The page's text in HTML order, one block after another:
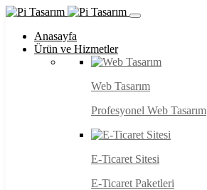
Anasayfa
Ürün ve Hizmetler
Web Tasarım
Profesyonel Web Tasarım
E-Ticaret Sitesi
E-Ticaret Paketleri